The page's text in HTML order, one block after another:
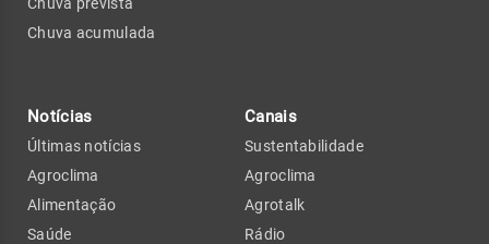
Chuva acumulada
Notícias
Últimas notícias
Agroclima
Alimentação
Saúde
Canais
Sustentabilidade
Agroclima
Agrotalk
Rádio